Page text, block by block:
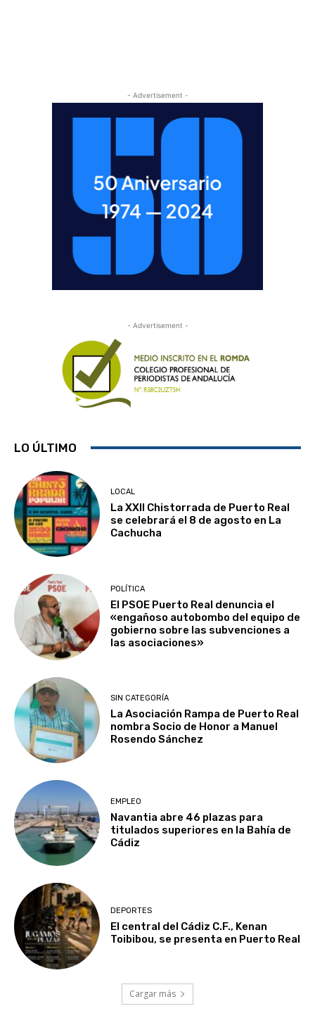
- Advertisement -
- Advertisement -
LO ÚLTIMO
LOCAL
La XXII Chistorrada de Puerto Real
se celebrará el 8 de agosto en La
Cachucha
POLÍTICA
El PSOE Puerto Real denuncia el
«engañoso autobombo del equipo de
gobierno sobre las subvenciones a
las asociaciones»
SIN CATEGORÍA
La Asociación Rampa de Puerto Real
nombra Socio de Honor a Manuel
Rosendo Sánchez
EMPLEO
Navantia abre 46 plazas para
titulados superiores en la Bahía de
Cádiz
DEPORTES
El central del Cádiz C.F., Kenan
Toibibou, se presenta en Puerto Real
Cargar más